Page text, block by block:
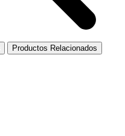
Productos Relacionados